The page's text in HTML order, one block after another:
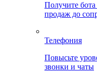
Получите
продаж до
Телефония
Повысьте
звонки и чаты